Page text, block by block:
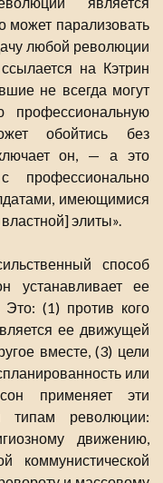
может парализовать
любой революции
на Кэтрин
не всегда могут
профессиональную
обойтись без
он, — а это
профессионально
имеющимися
элиты».
способ
устанавливает ее
Это: (1) против кого
ее движущей
вместе, (3) цели
или
применяет эти
типам революции:
движению,
коммунистической